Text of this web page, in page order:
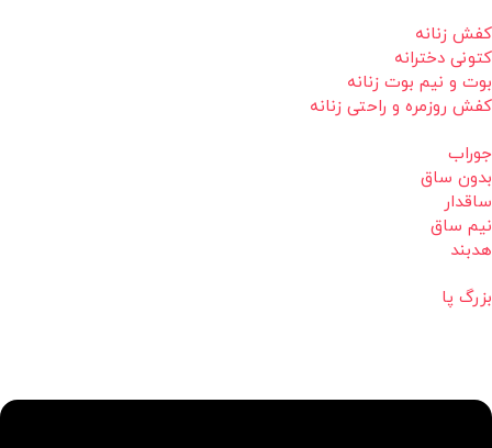
کفش زنانه
کتونی دخترانه
بوت و نیم بوت زنانه
کفش روزمره و راحتی زنانه
جوراب
بدون ساق
ساقدار
نیم ساق
هدبند
بزرگ پا